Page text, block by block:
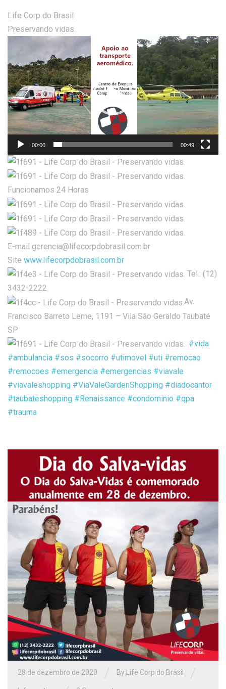
Life Corp do Brasil
Preservando vidas.
vídeo
00:00 00:49
Funcionamos 24 Horas
E-mail gerencia@lifecorpdobrasil.com.br
Site www.lifecorpdobrasil.com.br
Tel.: (12)
3432-2222
Av.
Francisco Barreto Leme, 1191 – Vila São Geraldo Taubaté
SP
#vida
#ambulancia #sos #socorro #utimovel #uti #remocao
#remocoes #emergencia #emergencias #viavale
#viavaleshopping #ViaValeGardenShopping #diadocantor
#taubateshopping #Renaissance #condominio #qpa
#trauma
28 de dezembro de 2020 By Life Corp do Brasil